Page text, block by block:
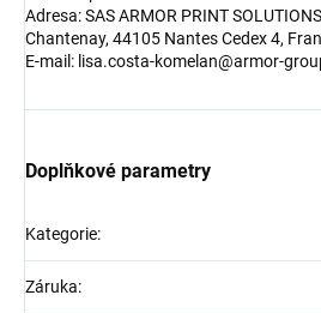
Adresa: SAS ARMOR PRINT
Chantenay, 44105 Nantes Cedex 4,
E-mail: lisa.costa-komelan@armor-
Doplňkové parametry
Kategorie:
Záruka: